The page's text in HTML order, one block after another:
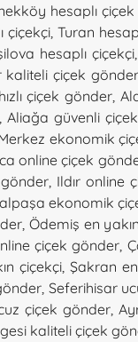
hesaplı
çiçekçi, Turan
hesaplı çiçekçi,
kaliteli çiçek gönder
çiçek gönder,
,Aliağa güvenli
ekonomik
online çiçek
, Ildır online
ekonomik
, Ödemiş en
çiçek gönder,
çiçekçi, Şakran
, Seferihisar
çiçek gönder,
kaliteli çiçek